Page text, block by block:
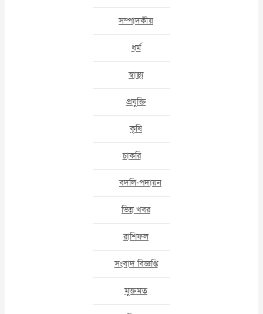
সম্পাদকীয়
ধর্ম
স্বাস্থ্য
প্রযুক্তি
কৃষি
চাকরি
বদলি-পদায়ন
ভিন্ন খবর
রাশিফল
সংবাদ বিজ্ঞপ্তি
মুক্তমত